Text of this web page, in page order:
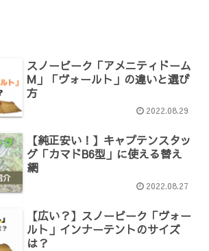
スノーピーク「アメニティドーム
M」「ヴォールト」の違いと選び
方
2022.08.29
【純正安い！】キャプテンスタッ
グ「カマドB6型」に使える替え
網
2022.08.27
【広い？】スノーピーク「ヴォー
ルト」インナーテントのサイズ
は？